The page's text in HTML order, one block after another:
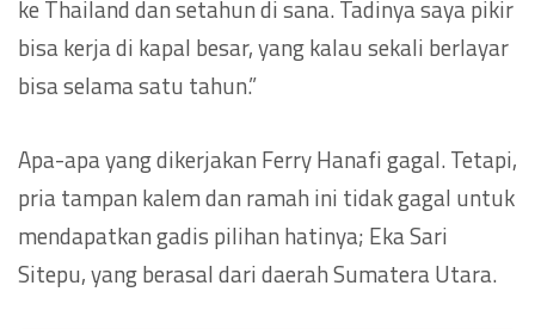
ke Thailand dan setahun di sana. Tadinya saya pikir
bisa kerja di kapal besar, yang kalau sekali berlayar
bisa selama satu tahun.”
Apa-apa yang dikerjakan Ferry Hanafi gagal. Tetapi,
pria tampan kalem dan ramah ini tidak gagal untuk
mendapatkan gadis pilihan hatinya; Eka Sari
Sitepu, yang berasal dari daerah Sumatera Utara.